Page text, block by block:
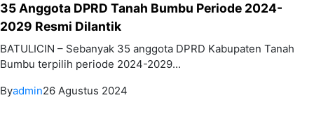
35 Anggota DPRD Tanah Bumbu Periode 2024-
2029 Resmi Dilantik
BATULICIN – Sebanyak 35 anggota DPRD Kabupaten Tanah
Bumbu terpilih periode 2024-2029...
Byadmin26 Agustus 2024